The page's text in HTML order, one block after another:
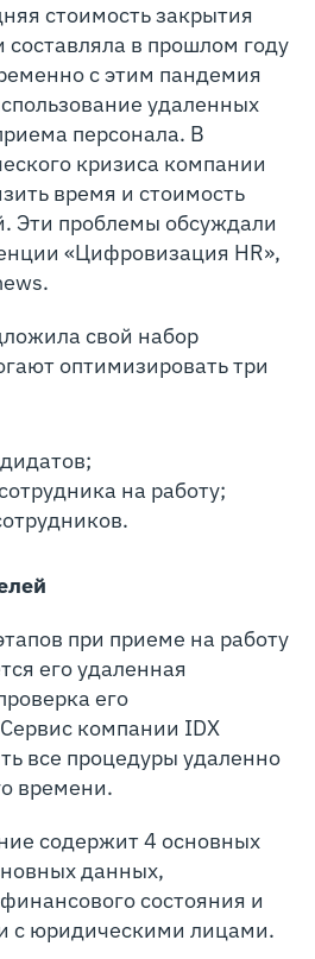
стоимость закрытия
составляла в прошлом году
с этим пандемия
удаленных
персонала. В
кризиса компании
время и стоимость
Эти проблемы обсуждали
«Цифровизация HR»,
свой набор
оптимизировать три
на работу;
при приеме на работу
его удаленная
его
компании IDX
все процедуры удаленно
времени.
содержит 4 основных
данных,
состояния и
с юридическими лицами.